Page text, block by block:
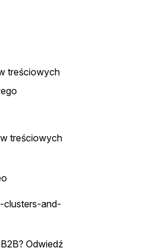
treściowych
treściowych
clusters-and-
Odwiedź